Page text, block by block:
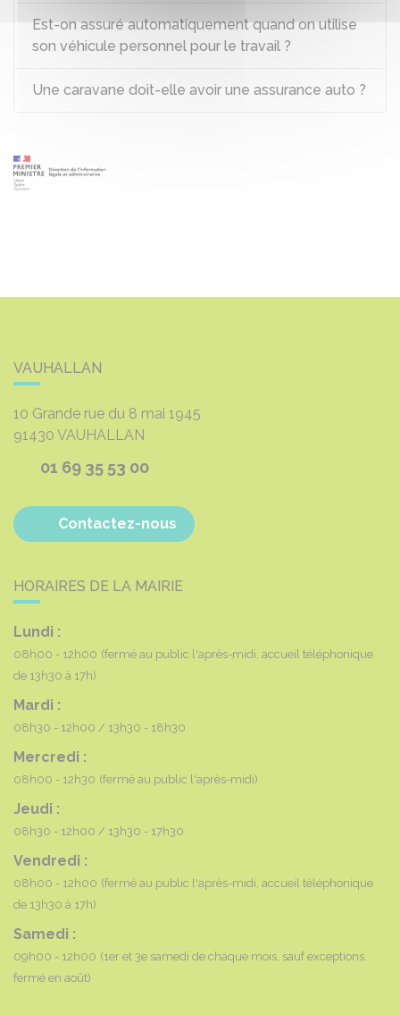
Est-on assuré automatiquement quand on utilise
son véhicule personnel pour le travail ?
Une caravane doit-elle avoir une assurance auto ?
VAUHALLAN
10 Grande rue du 8 mai 1945
91430 VAUHALLAN
01 69 35 53 00
Contactez-nous
HORAIRES DE LA MAIRIE
Lundi :
08h00 - 12h00 (fermé au public l'après-midi, accueil téléphonique
de 13h30 à 17h)
Mardi :
08h30 - 12h00 13h30 - 18h30
Mercredi :
08h00 - 12h30 (fermé au public l'après-midi)
Jeudi :
08h30 - 12h00 13h30 - 17h30
Vendredi :
08h00 - 12h00 (fermé au public l'après-midi, accueil téléphonique
de 13h30 à 17h)
Samedi :
09h00 - 12h00 (1er et 3e samedi de chaque mois, sauf exceptions,
fermé en août)